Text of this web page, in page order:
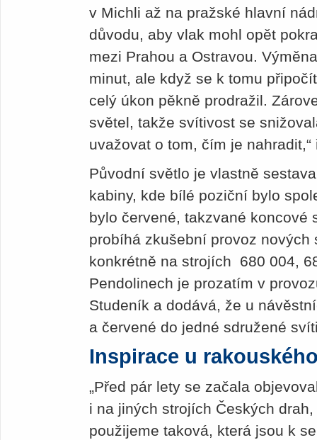
v Michli až na pražské hlavní
důvodu, aby vlak mohl opět
mezi Prahou a Ostravou.
minut, ale když se k tomu
celý úkon pěkně prodražil.
světel, takže svítivost se
uvažovat o tom, čím je
Původní světlo je vlastně
kabiny, kde bílé poziční bylo
bylo červené, takzvané koncové
probíhá zkušební provoz nových
konkrétně na strojích 680 004,
Pendolinech je prozatím v
Studeník a dodává, že u
a červené do jedné sdružené
Inspirace u
„Před pár lety se začala
i na jiných strojích Českých
použijeme taková, která jsou k